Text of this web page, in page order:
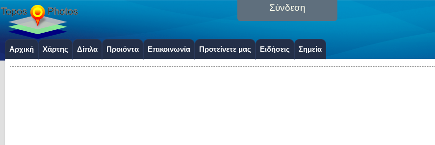
Σύνδεση
Αρχική Χάρτης Δίπλα Προιόντα Επικοινωνία Προτείνετε μας Ειδήσεις Σημεία